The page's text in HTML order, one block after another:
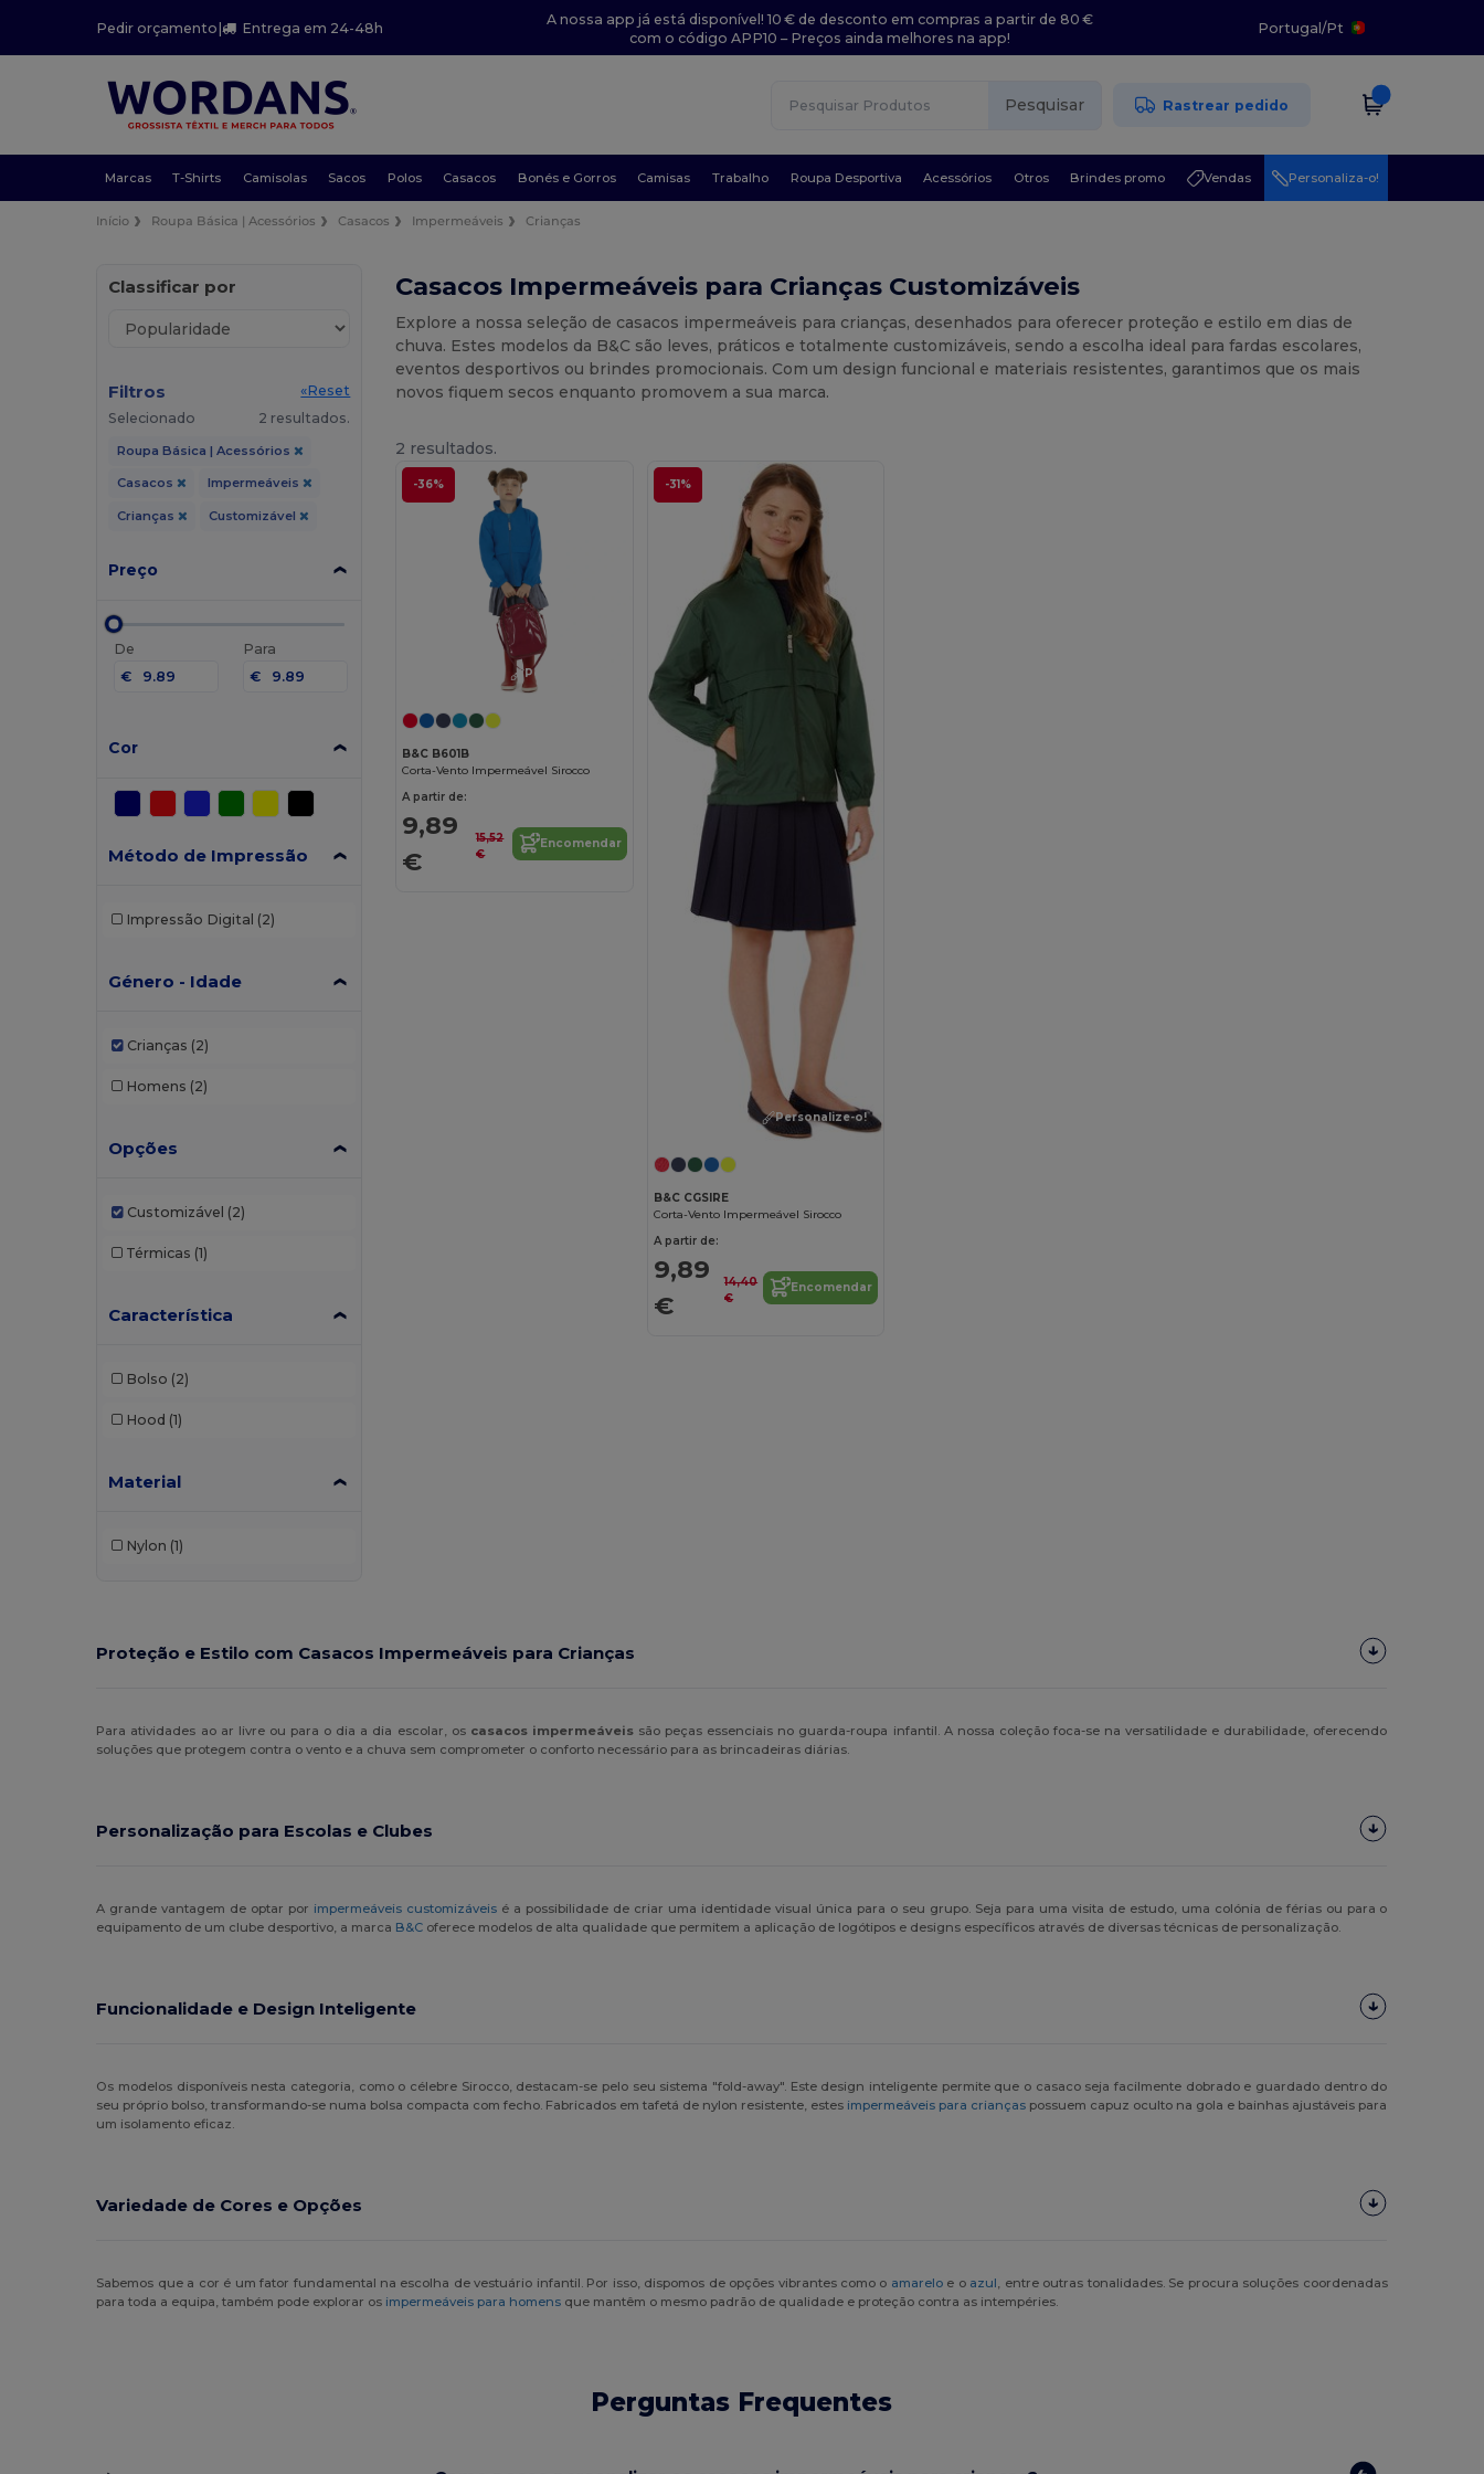
Pedir orçamento| Entrega em 24-48h
A nossa app já está disponível! 10 € de desconto em compras a partir de 80 €
com o código APP10 – Preços ainda melhores na app!
Portugal/Pt
Pesquisar Rastrear pedido
Marcas T-Shirts Camisolas Sacos Polos Casacos Bonés e Gorros Camisas Trabalho Roupa Desportiva Acessórios Otros Brindes promo Vendas Personaliza-o!
Início Roupa Básica | Acessórios Casacos Impermeáveis Crianças
Classificar por
Filtros
«Reset
Selecionado
2 resultados.
Roupa Básica | Acessórios
Casacos Impermeáveis
Crianças Customizável
Preço
De
€
Para
€
Cor
Método de Impressão
Impressão Digital (2)
Género - Idade
Crianças (2)
Homens (2)
Opções
Customizável (2)
Térmicas (1)
Característica
Bolso (2)
Hood (1)
Material
Nylon (1)
Casacos Impermeáveis para Crianças Customizáveis
Explore a nossa seleção de casacos impermeáveis para crianças, desenhados para oferecer proteção e estilo em dias de
chuva. Estes modelos da B&C são leves, práticos e totalmente customizáveis, sendo a escolha ideal para fardas escolares,
eventos desportivos ou brindes promocionais. Com um design funcional e materiais resistentes, garantimos que os mais
novos fiquem secos enquanto promovem a sua marca.
2 resultados.
-36%
Personalize-o!
B&C B601B
Corta-Vento Impermeável Sirocco
A partir de:
9,89
€
15,52
€
Encomendar
-31%
Personalize-o!
B&C CGSIRE
Corta-Vento Impermeável Sirocco
A partir de:
9,89
€
14,40
€
Encomendar
Proteção e Estilo com Casacos Impermeáveis para Crianças
Para atividades ao ar livre ou para o dia a dia escolar, os casacos impermeáveissão peças essenciais no guarda-roupa infantil. A nossa coleção foca-se na versatilidade e durabilidade, oferecendo
soluções que protegem contra o vento e a chuva sem comprometer o conforto necessário para as brincadeiras diárias.
Personalização para Escolas e Clubes
A grande vantagem de optar por impermeáveis customizáveis é a possibilidade de criar uma identidade visual única para o seu grupo. Seja para uma visita de estudo, uma colónia de férias ou para o
equipamento de um clube desportivo, a marca B&C oferece modelos de alta qualidade que permitem a aplicação de logótipos e designs específicos através de diversas técnicas de personalização.
Funcionalidade e Design Inteligente
Os modelos disponíveis nesta categoria, como o célebre Sirocco, destacam-se pelo seu sistema "fold-away". Este design inteligente permite que o casaco seja facilmente dobrado e guardado dentro do
seu próprio bolso, transformando-se numa bolsa compacta com fecho. Fabricados em tafetá de nylon resistente, estes impermeáveis para crianças possuem capuz oculto na gola e bainhas ajustáveis para
um isolamento eficaz.
Variedade de Cores e Opções
Sabemos que a cor é um fator fundamental na escolha de vestuário infantil. Por isso, dispomos de opções vibrantes como o amareloe o azul , entre outras tonalidades. Se procura soluções coordenadas
para toda a equipa, também pode explorar os impermeáveis para homens que mantêm o mesmo padrão de qualidade e proteção contra as intempéries.
Perguntas Frequentes